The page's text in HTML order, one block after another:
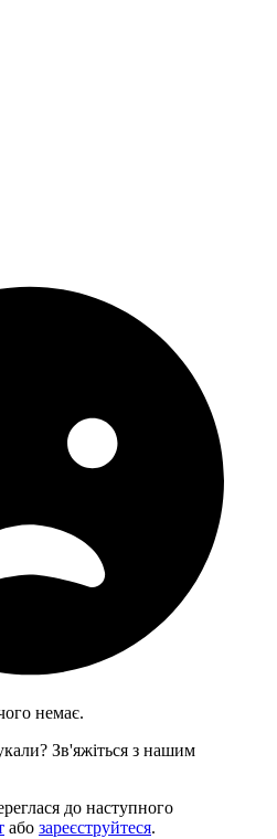
немає.
Зв'яжіться з нашим
до наступного
або зареєструйтеся.